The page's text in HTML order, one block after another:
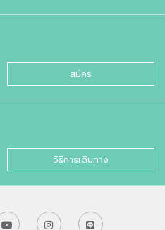
สมัคร
วิธีการเดินทาง